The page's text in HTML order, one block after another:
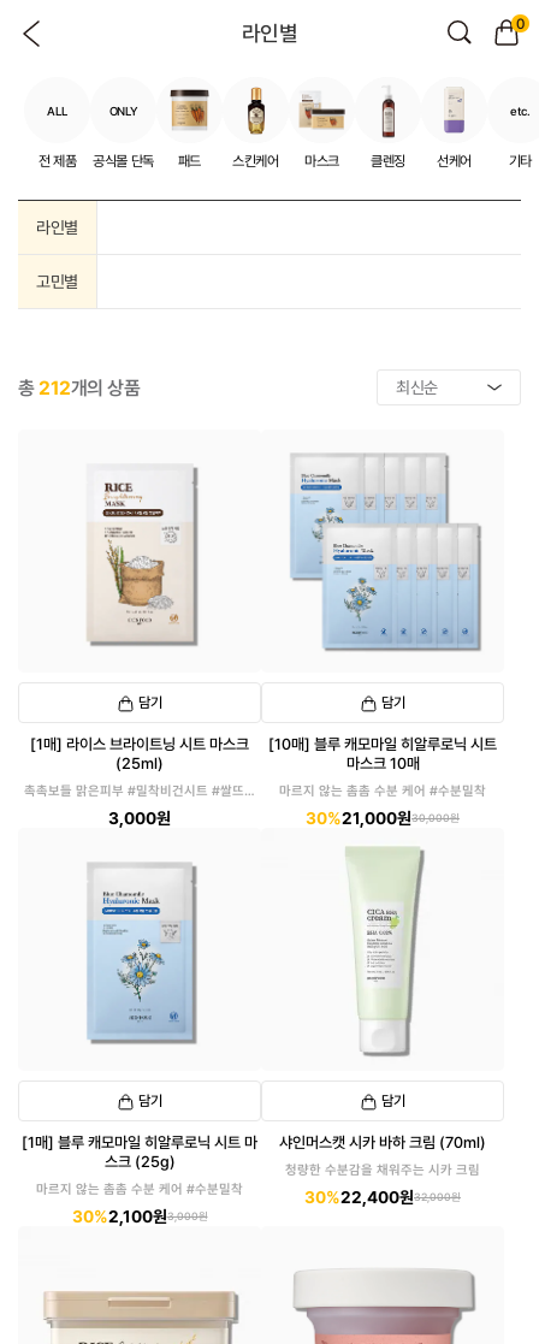
라인별 0
ALL
전 제품
ONLY
공식몰 단독 패드 스킨케어 마스크 클렌징 선케어
etc.
기타
라인별
고민별
총212개의 상품
담기
[1매] 라이스 브라이트닝 시트 마스크
(25ml)
촉촉보들 맑은피부 #밀착비건시트 #쌀뜨물
3,000원
담기
[10매] 블루 캐모마일 히알루로닉 시트
마스크 10매
마르지 않는 촘촘 수분 케어 #수분밀착
30%21,000원30,000원
담기
[1매] 블루 캐모마일 히알루로닉 시트 마
스크 (25g)
마르지 않는 촘촘 수분 케어 #수분밀착
30%2,100원3,000원
담기
샤인머스캣 시카 바하 크림 (70ml)
청량한 수분감을 채워주는 시카 크림
30%22,400원32,000원